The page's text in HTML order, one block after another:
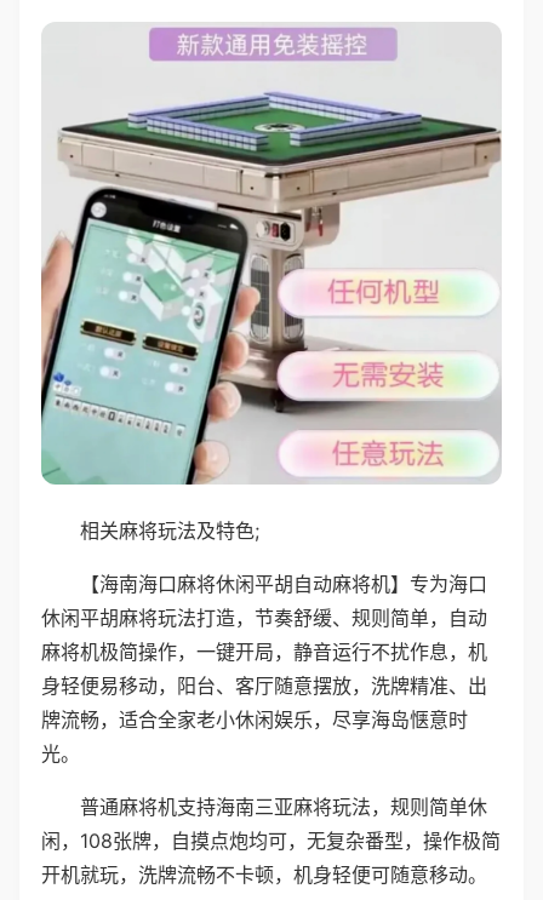
相关麻将玩法及特色;
【海南海口麻将休闲平胡自动麻将机】专为海口
休闲平胡麻将玩法打造，节奏舒缓、规则简单，自动
麻将机极简操作，一键开局，静音运行不扰作息，机
身轻便易移动，阳台、客厅随意摆放，洗牌精准、出
牌流畅，适合全家老小休闲娱乐，尽享海岛惬意时
光。
普通麻将机支持海南三亚麻将玩法，规则简单休
闲，108张牌，自摸点炮均可，无复杂番型，操作极简
开机就玩，洗牌流畅不卡顿，机身轻便可随意移动。